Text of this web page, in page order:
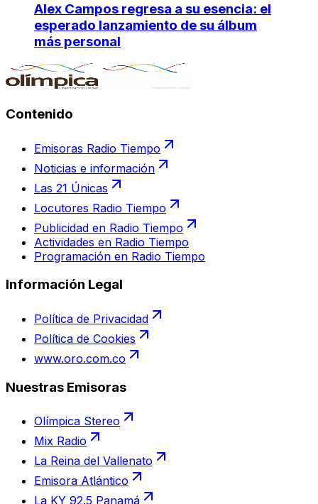
Alex Campos regresa a su esencia: el
esperado lanzamiento de su álbum
más personal
Contenido
Emisoras Radio Tiempo
Noticias e información
Las 21 Únicas
Locutores Radio Tiempo
Publicidad en Radio Tiempo
Actividades en Radio Tiempo
Programación en Radio Tiempo
Información Legal
Política de Privacidad
Política de Cookies
www.oro.com.co
Nuestras Emisoras
Olímpica Stereo
Mix Radio
La Reina del Vallenato
Emisora Atlántico
La KY 92.5 Panamá